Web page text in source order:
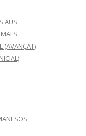
AUS
(AVANÇAT)